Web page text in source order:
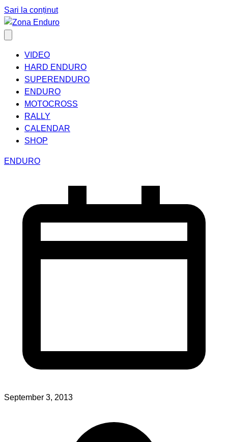
Sari la conținut
VIDEO
HARD ENDURO
SUPERENDURO
ENDURO
MOTOCROSS
RALLY
CALENDAR
SHOP
ENDURO
September 3, 2013